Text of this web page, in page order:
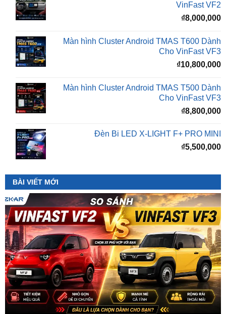
VinFast VF2
₫8,000,000
Màn hình Cluster Android TMAS T600 Dành
Cho VinFast VF3
₫10,800,000
Màn hình Cluster Android TMAS T500 Dành
Cho VinFast VF3
₫8,800,000
Đèn Bi LED X-LIGHT F+ PRO MINI
₫5,500,000
BÀI VIẾT MỚI